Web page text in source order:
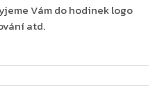
Vám do hodinek logo
atd.